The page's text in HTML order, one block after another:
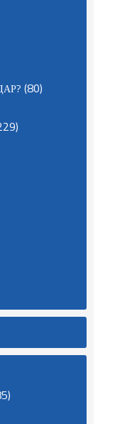
(80)